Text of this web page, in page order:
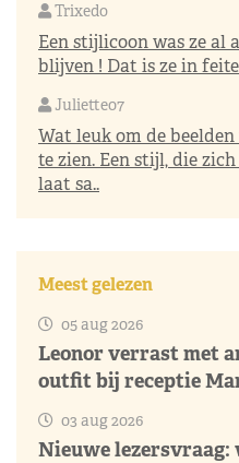
Trixedo
Een stijlicoon was ze al
blijven ! Dat is ze in
Juliette07
Wat leuk om de
te zien. Een stijl, die
laat sa..
Meest gelezen
05 aug 2026
Leonor verrast met
outfit bij receptie
03 aug 2026
Nieuwe